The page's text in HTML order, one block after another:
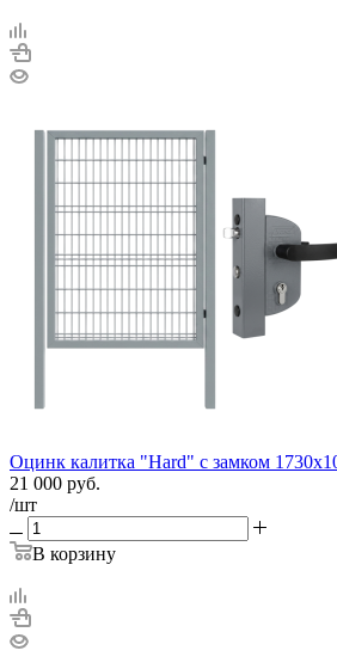
Оцинк калитка "Hard" c замком
21 000 руб.
/шт
В корзину